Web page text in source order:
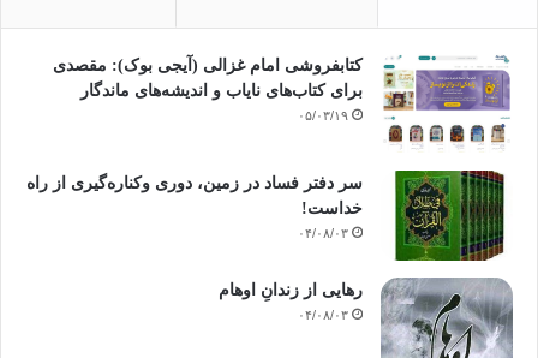
کتابفروشی امام غزالی (آیجی بوک): مقصدی
برای کتاب‌های نایاب و اندیشه‌های ماندگار
۰۵/۰۳/۱۹
سر دفتر فساد در زمین‌، دوری وکناره‌گیری از راه
خداست‌!
۰۴/۰۸/۰۳
رهایی از زندانِ اوهام
۰۴/۰۸/۰۳